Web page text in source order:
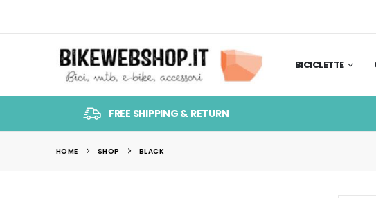
BICICLETTE
FREE SHIPPING & RETURN
HOME SHOP BLACK